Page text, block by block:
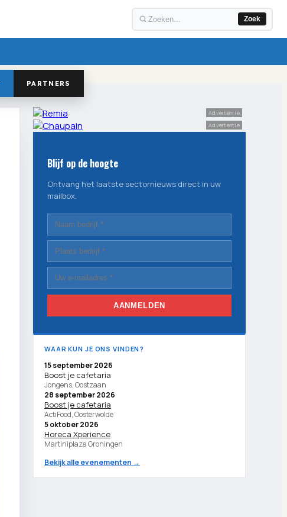
Zoek
PARTNERS
Advertentie
Advertentie
Blijf op de hoogte
Ontvang het laatste sectornieuws direct in uw
mailbox.
AANMELDEN
WAAR KUN JE ONS VINDEN?
15 september 2026
Boost je cafetaria
Jongens, Oostzaan
28 september 2026
Boost je cafetaria
ActiFood, Oosterwolde
5 oktober 2026
Horeca Xperience
Martiniplaza Groningen
Bekijk alle evenementen →